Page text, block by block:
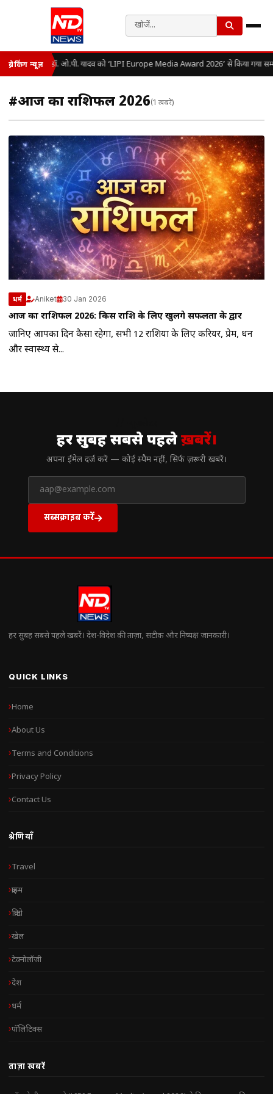
ब्रेकिंग न्यूज़ डॉ. ओ.पी. यादव को ‘LIPI Europe Media Award 2026’ से किया गया
#आज का राशिफल 2026(1 खबरें)
धर्म Aniket 30 Jan 2026
आज का राशिफल 2026: किस राशि के लिए खुलेंगे सफलता के द्वार
जानिए आपका दिन कैसा रहेगा, सभी 12 राशियों के लिए करियर, प्रेम, धन
और स्वास्थ्य से...
हर सुबह सबसे पहलेख़बरें।
अपना ईमेल दर्ज करें — कोई स्पैम नहीं, सिर्फ ज़रूरी खबरें।
सब्सक्राइब करें
हर सुबह सबसे पहले खबरें। देश-विदेश की ताज़ा, सटीक और निष्पक्ष जानकारी।
QUICK LINKS
Home
About Us
Terms and Conditions
Privacy Policy
Contact Us
श्रेणियाँ
Travel
क्राइम
क्रिप्टो
खेल
टेक्नोलॉजी
देश
धर्म
पॉलिटिक्स
ताज़ा खबरें